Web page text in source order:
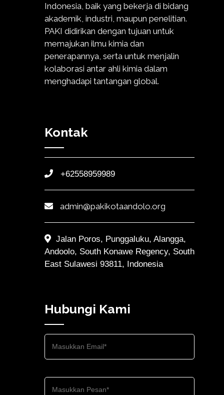
Indonesia, baik yang bekerja di bidang
akademik, industri, maupun penelitian.
PAKI didirikan dengan tujuan untuk
memajukan ilmu kimia dan
penerapannya, serta untuk menjalin
kolaborasi antar ahli kimia dalam
menghadapi tantangan global.
Kontak
+62558959989
admin@pakikotaandolo.org
Jalan Poros, Punggaluku, Alangga,
Andoolo, South Konawe Regency, South
East Sulawesi 93811, Indonesia
Hubungi Kami